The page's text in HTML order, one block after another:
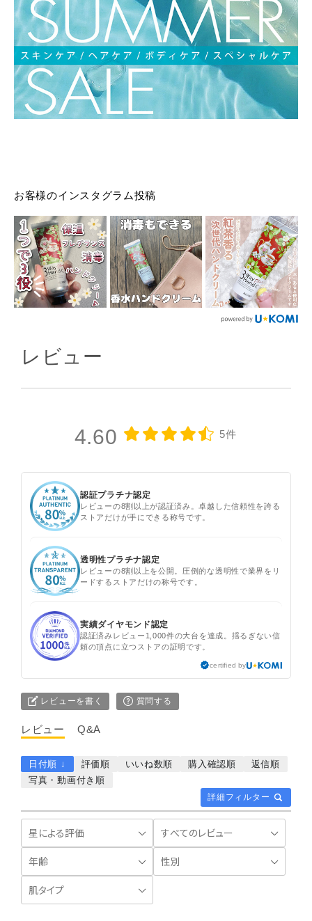
お客様のインスタグラム投稿
レビュー
4.60 5件
認証プラチナ認定
レビューの8割以上が認証済み。卓越した信頼性を誇る
ストアだけが手にできる称号です。
透明性プラチナ認定
レビューの8割以上を公開。圧倒的な透明性で業界をリ
ードするストアだけの称号です。
実績ダイヤモンド認定
認証済みレビュー1,000件の大台を達成。揺るぎない信
頼の頂点に立つストアの証明です。
certified by
レビューを書く 質問する
レビュー Q&A
詳細フィルター
日付順 ↓ 評価順 いいね数順 購入確認順
返信順
写真・動画付き順